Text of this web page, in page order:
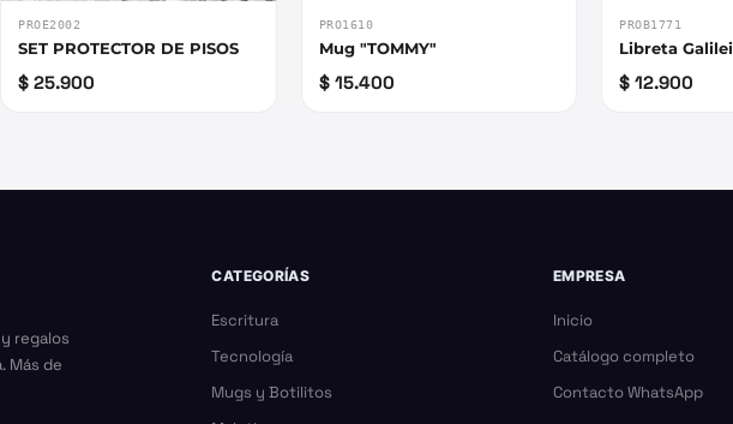
PROE2002
SET PROTECTOR DE PISOS
$ 25.900
PRO1610
Mug "TOMMY"
$ 15.400
PROB1771
Libreta Galilei
$ 12.900
regalos
Más de
CATEGORÍAS
Escritura
Tecnología
Mugs y Botilitos
EMPRESA
Inicio
Catálogo completo
Contacto WhatsApp